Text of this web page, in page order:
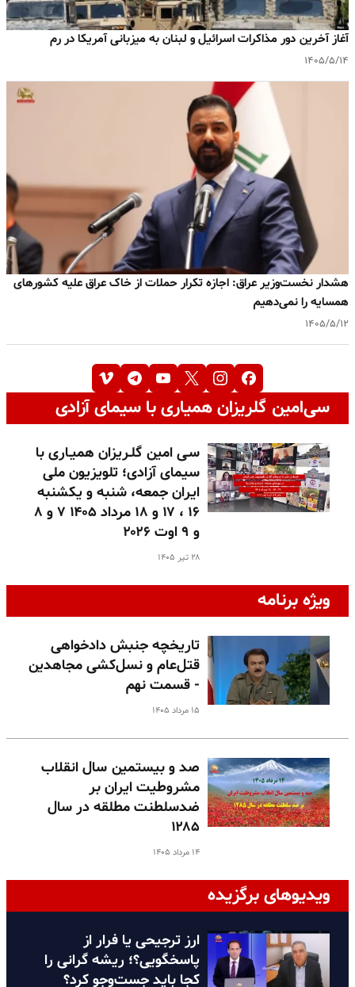
آغاز آخرین دور مذاکرات اسرائیل و لبنان به میزبانی آمریکا در رم
۱۴۰۵/۵/۱۴
هشدار نخست‌وزیر عراق: اجازه تکرار حملات از خاک عراق علیه کشورهای
همسایه را نمی‌دهیم
۱۴۰۵/۵/۱۲
سی‌امین گلریزان همیاری با سیمای آزادی
سـی امین گلـریزان همیـاری با
سیمای آزادی؛ تلویزیون ملی
ایران جمعه، شنبه و یکشنبه
۱۶ ، ۱۷ و ۱۸ مرداد ۱۴۰۵ ۷ و ۸
و ۹ اوت ۲۰۲۶
۲۸ تیر ۱۴۰۵
ویژه برنامه
تاریخچه جنبش دادخواهی
قتل‌عام و نسل‌کشی مجاهدین
- قسمت نهم
۱۵ مرداد ۱۴۰۵
صد و بیستمین سال انقلاب
مشروطیت ایران بر
ضدسلطنت مطلقه در سال
۱۲۸۵
۱۴ مرداد ۱۴۰۵
ویدیوهای برگزیده
ارز ترجیحی یا فرار از
پاسخگویی؟؛ ریشه گرانی را
کجا باید جست‌وجو کرد؟